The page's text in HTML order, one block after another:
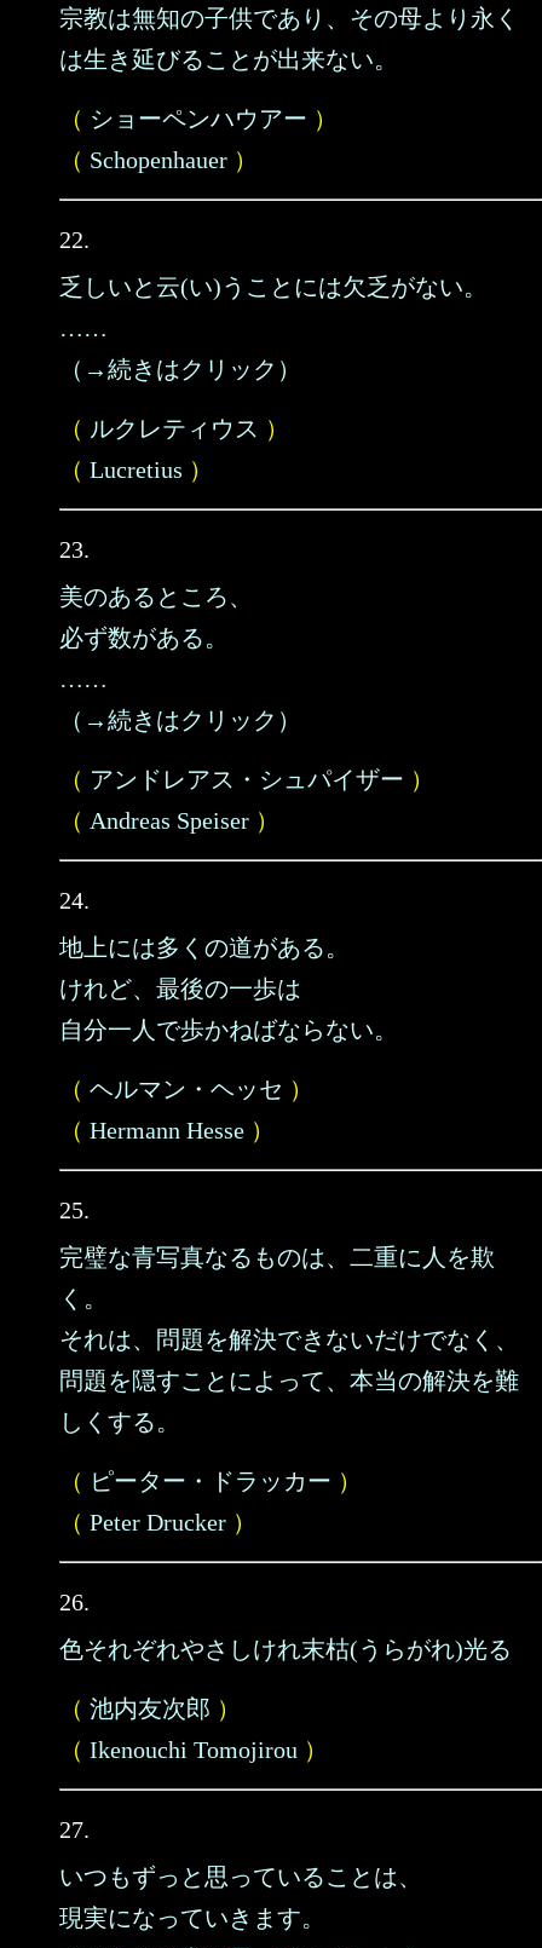
宗教は無知の子供であり、その母より永く
は生き延びることが出来ない。
（ ショーペンハウアー ）
（ Schopenhauer ）
22.
乏しいと云(い)うことには欠乏がない。
……
（→続きはクリック）
（ ルクレティウス ）
（ Lucretius ）
23.
美のあるところ、
必ず数がある。
……
（→続きはクリック）
（ アンドレアス・シュパイザー ）
（ Andreas Speiser ）
24.
地上には多くの道がある。
けれど、最後の一歩は
自分一人で歩かねばならない。
（ ヘルマン・ヘッセ ）
（ Hermann Hesse ）
25.
完璧な青写真なるものは、二重に人を欺
く。
それは、問題を解決できないだけでなく、
問題を隠すことによって、本当の解決を難
しくする。
（ ピーター・ドラッカー ）
（ Peter Drucker ）
26.
色それぞれやさしけれ末枯(うらがれ)光る
（ 池内友次郎 ）
（ Ikenouchi Tomojirou ）
27.
いつもずっと思っていることは、
現実になっていきます。